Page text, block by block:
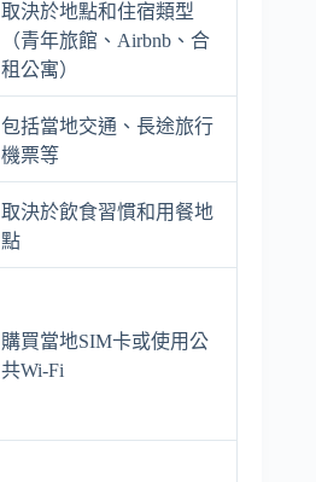
取決於地點和住宿類型
（青年旅館、Airbnb、合
租公寓）
包括當地交通、長途旅行
機票等
取決於飲食習慣和用餐地
點
購買當地SIM卡或使用公
共Wi-Fi